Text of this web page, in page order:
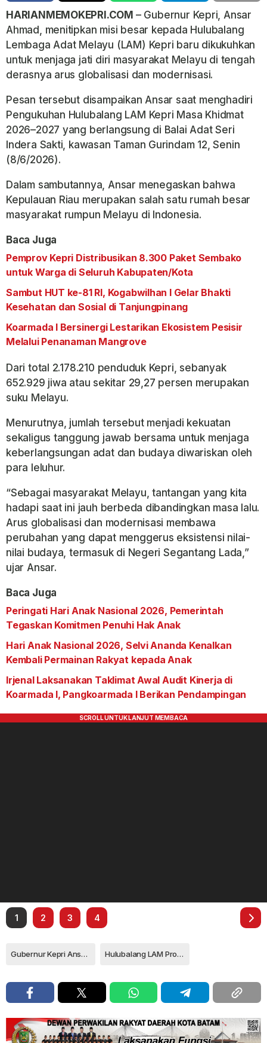
HARIANMEMOKEPRI.COM – Gubernur Kepri, Ansar
Ahmad, menitipkan misi besar kepada Hulubalang
Lembaga Adat Melayu (LAM) Kepri baru dikukuhkan
untuk menjaga jati diri masyarakat Melayu di tengah
derasnya arus globalisasi dan modernisasi.
Pesan tersebut disampaikan Ansar saat menghadiri
Pengukuhan Hulubalang LAM Kepri Masa Khidmat
2026–2027 yang berlangsung di Balai Adat Seri
Indera Sakti, kawasan Taman Gurindam 12, Senin
(8/6/2026).
Dalam sambutannya, Ansar menegaskan bahwa
Kepulauan Riau merupakan salah satu rumah besar
masyarakat rumpun Melayu di Indonesia.
Baca Juga
Pemprov Kepri Distribusikan 8.300 Paket Sembako
untuk Warga di Seluruh Kabupaten/Kota
Sambut HUT ke-81 RI, Kogabwilhan I Gelar Bhakti
Kesehatan dan Sosial di Tanjungpinang
Koarmada I Bersinergi Lestarikan Ekosistem Pesisir
Melalui Penanaman Mangrove
Dari total 2.178.210 penduduk Kepri, sebanyak
652.929 jiwa atau sekitar 29,27 persen merupakan
suku Melayu.
Menurutnya, jumlah tersebut menjadi kekuatan
sekaligus tanggung jawab bersama untuk menjaga
keberlangsungan adat dan budaya diwariskan oleh
para leluhur.
“Sebagai masyarakat Melayu, tantangan yang kita
hadapi saat ini jauh berbeda dibandingkan masa lalu.
Arus globalisasi dan modernisasi membawa
perubahan yang dapat menggerus eksistensi nilai-
nilai budaya, termasuk di Negeri Segantang Lada,”
ujar Ansar.
Baca Juga
Peringati Hari Anak Nasional 2026, Pemerintah
Tegaskan Komitmen Penuhi Hak Anak
Hari Anak Nasional 2026, Selvi Ananda Kenalkan
Kembali Permainan Rakyat kepada Anak
Irjenal Laksanakan Taklimat Awal Audit Kinerja di
Koarmada I, Pangkoarmada I Berikan Pendampingan
1 2 3 4
Gubernur Kepri Ansar Ahmad Hulubalang LAM Provinsi Kepri